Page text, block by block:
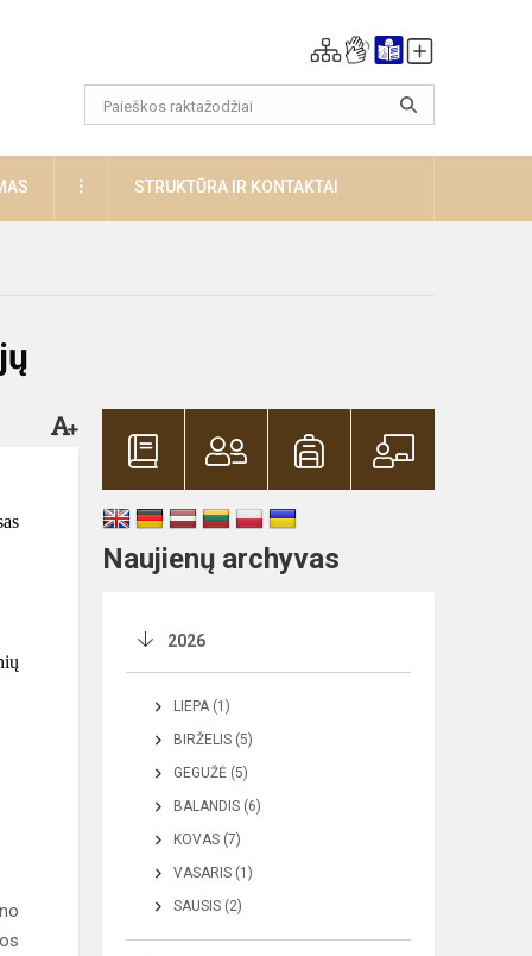
DAUGIAUSTRUKTŪRA IR KONTAKTAI
Naujienų archyvas
2026
LIEPA (1)
BIRŽELIS (5)
GEGUŽĖ (5)
BALANDIS (6)
KOVAS (7)
VASARIS (1)
SAUSIS (2)